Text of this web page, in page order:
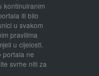
kontinuiranim
ili bilo
u svakom
pravilima
u cijelosti.
portala ne
svrhe niti za